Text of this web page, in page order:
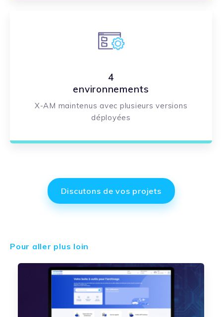
4
environnements
X-AM maintenus avec plusieurs versions
déployées
Discutons de vos projets
Pour aller plus loin